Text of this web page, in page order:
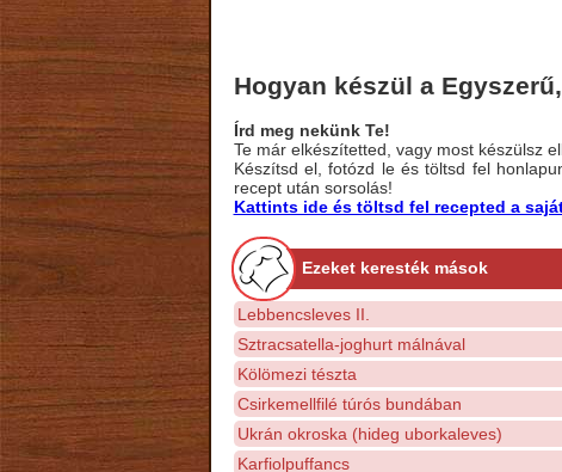
Hogyan készül a
Írd meg nekünk Te!
Te már elkészítetted, vagy most készülsz
Készítsd el, fotózd le és töltsd fel
recept után sorsolás!
Kattints ide és töltsd fel recepted a
Ezeket keresték mások
Lebbencsleves II.
Sztracsatella-joghurt málnával
Kölömezi tészta
Csirkemellfilé túrós bundában
Ukrán okroska (hideg uborkaleves)
Karfiolpuffancs